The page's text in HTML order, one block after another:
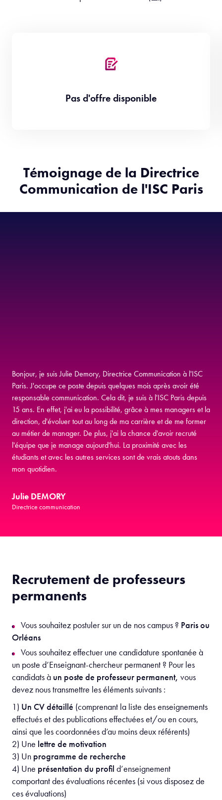
Pas d'offre disponible
Témoignage de la Directrice
Communication de l'ISC Paris
Bonjour, je suis Julie Demory, Directrice Communication à l'ISC
Paris. J'occupe ce poste depuis quelques mois après avoir été
responsable communication. Cela dit, je suis à l'ISC Paris depuis
15 ans. En effet, j'ai eu la possibilité, grâce à mes managers et la
direction, d'évoluer tout au long de ma carrière et de me former
au métier de manager. De plus, j'ai la chance d'avoir recruté
l'équipe que je manage aujourd'hui. La proximité avec les
étudiants et avec les autres services sont de vrais atouts dans
mon quotidien.
Julie DEMORY
Directrice communication
Recrutement de professeurs
permanents
Vous souhaitez postuler sur un de nos campus ? Paris ou
Orléans
Vous souhaitez effectuer une candidature spontanée à
un poste d’Enseignant-chercheur permanent ? Pour les
candidats à un poste de professeur permanent, vous
devez nous transmettre les éléments suivants :
1) Un CV détaillé (comprenant la liste des enseignements
effectués et des publications effectuées et/ou en cours,
ainsi que les coordonnées d’au moins deux référents)
2) Une lettre de motivation
3) Un programme de recherche
4) Une présentation du profil d’enseignement
comportant des évaluations récentes (si vous disposez de
ces évaluations)